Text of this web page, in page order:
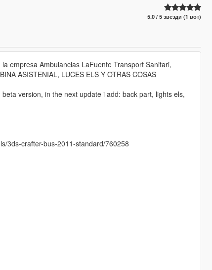
5.0 / 5 звезди (1 вот)
empresa Ambulancias LaFuente Transport Sanitari,
ASISTENIAL, LUCES ELS Y OTRAS COSAS
version, in the next update i add: back part, lights els,
3ds-crafter-bus-2011-standard/760258